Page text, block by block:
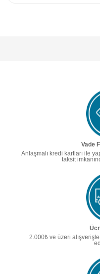
Vade
Anlaşmalı kredi kartları ile
taksit
2.000₺ ve üzeri